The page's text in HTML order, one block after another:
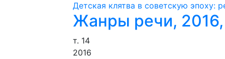
Детская клятва в советскую эпоху:
Жанры речи,
т. 14
2016